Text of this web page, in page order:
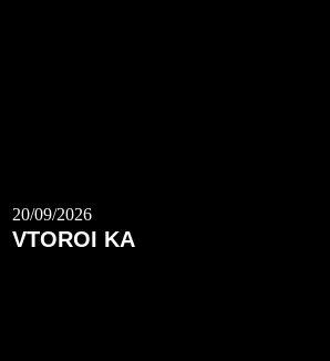
20/09/2026
VTOROI KA